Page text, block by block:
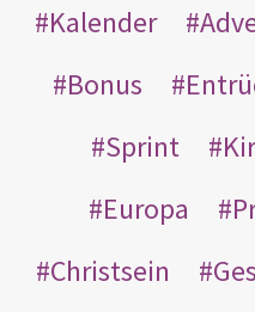
Kalender
Bonus
Sprint
Europa
Christsein